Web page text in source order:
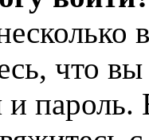
что
и